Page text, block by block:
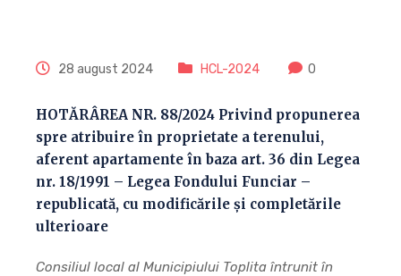
28 august 2024 HCL-2024 0
HOTĂRÂREA NR. 88/2024 Privind propunerea
spre atribuire în proprietate a terenului,
aferent apartamente în baza art. 36 din Legea
nr. 18/1991 – Legea Fondului Funciar –
republicată, cu modificările și completările
ulterioare
Consiliul local al Municipiului Toplita întrunit în